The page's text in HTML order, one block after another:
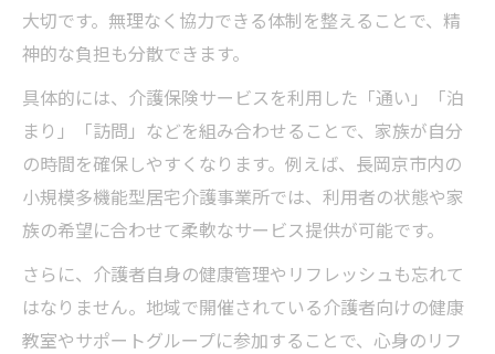
大切です。無理なく協力できる体制を整えることで、精
神的な負担も分散できます。
具体的には、介護保険サービスを利用した「通い」「泊
まり」「訪問」などを組み合わせることで、家族が自分
の時間を確保しやすくなります。例えば、長岡京市内の
小規模多機能型居宅介護事業所では、利用者の状態や家
族の希望に合わせて柔軟なサービス提供が可能です。
さらに、介護者自身の健康管理やリフレッシュも忘れて
はなりません。地域で開催されている介護者向けの健康
教室やサポートグループに参加することで、心身のリフ